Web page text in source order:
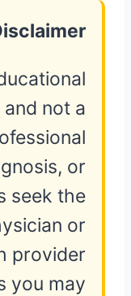
not a
or
seek the
or
provider
you may